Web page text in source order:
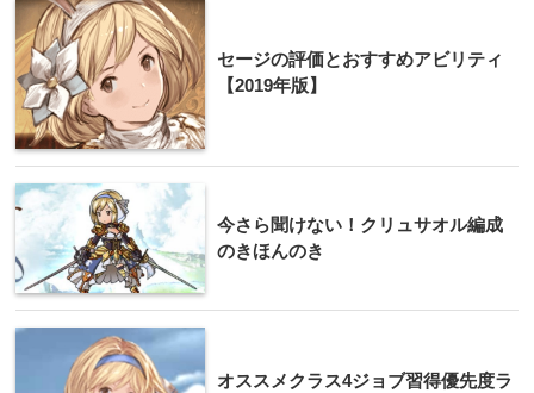
セージの評価とおすすめアビリティ
【2019年版】
今さら聞けない！クリュサオル編成
のきほんのき
オススメクラス4ジョブ習得優先度ラ